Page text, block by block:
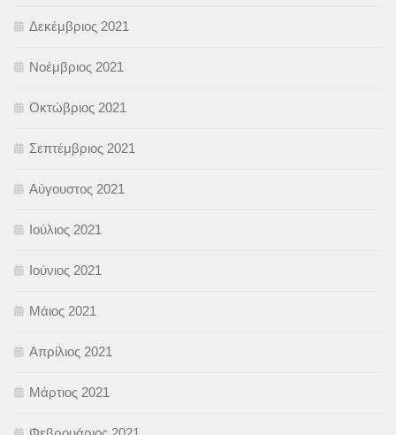
Δεκέμβριος 2021
Νοέμβριος 2021
Οκτώβριος 2021
Σεπτέμβριος 2021
Αύγουστος 2021
Ιούλιος 2021
Ιούνιος 2021
Μάιος 2021
Απρίλιος 2021
Μάρτιος 2021